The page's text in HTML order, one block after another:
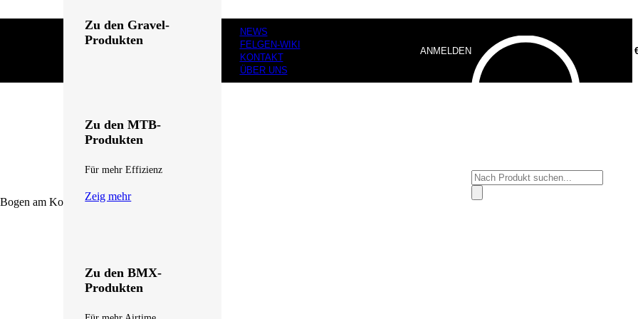
Zu den Gravel-
Produkten
Zu den MTB-
Produkten
Für mehr Effizienz
Zeig mehr
Zu den BMX-
Produkten
NEWS
FELGEN-WIKI
KONTAKT
ÜBER UNS
ANMELDEN
Products
search
am Kopfende, der wie ein „J“ geformt ...